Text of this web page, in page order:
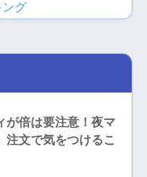
ング
が倍は要注意！夜マ
注文で気をつけるこ